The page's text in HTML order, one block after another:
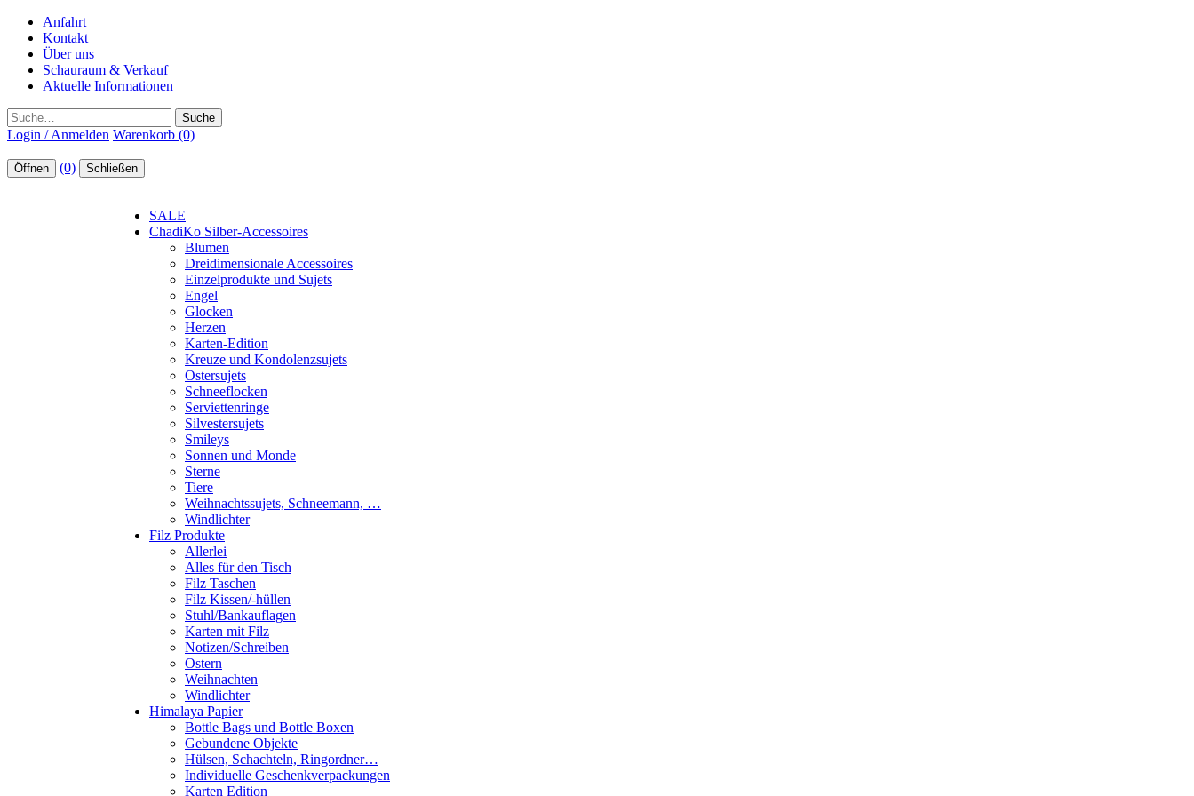
Anfahrt
Kontakt
Über uns
Schauraum & Verkauf
Aktuelle Informationen
Suche
Login / Anmelden Warenkorb (0)
Öffnen (0) Schließen
SALE
ChadiKo Silber-Accessoires
Blumen
Dreidimensionale Accessoires
Einzelprodukte und Sujets
Engel
Glocken
Herzen
Karten-Edition
Kreuze und Kondolenzsujets
Ostersujets
Schneeflocken
Serviettenringe
Silvestersujets
Smileys
Sonnen und Monde
Sterne
Tiere
Weihnachtssujets, Schneemann, …
Windlichter
Filz Produkte
Allerlei
Alles für den Tisch
Filz Taschen
Filz Kissen/-hüllen
Stuhl/Bankauflagen
Karten mit Filz
Notizen/Schreiben
Ostern
Weihnachten
Windlichter
Himalaya Papier
Bottle Bags und Bottle Boxen
Gebundene Objekte
Hülsen, Schachteln, Ringordner…
Individuelle Geschenkverpackungen
Karten Edition